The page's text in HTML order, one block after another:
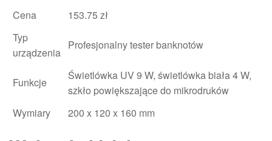
Cena
153.75 zł
Typ
urządzenia
Profesjonalny tester banknotów
Funkcje
Świetlówka UV 9 W, świetlówka biała 4 W,
szkło powiększające do mikrodruków
Wymiary
200 x 120 x 160 mm